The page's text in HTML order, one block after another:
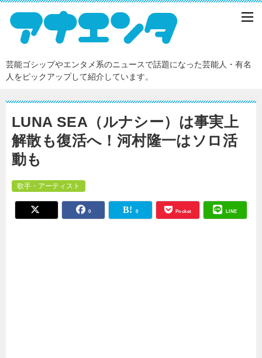
芸能ゴシップやエンタメ系のニュースで話題になった芸能人・有名
人をピックアップして紹介しています。
LUNA SEA（ルナシー）は事実上
解散も復活へ！河村隆一はソロ活
動も
歌手・アーティスト
0 0 Pocket LINE